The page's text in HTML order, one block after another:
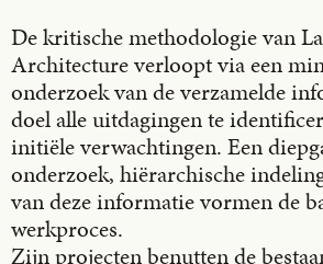
De kritische methodologie van
Architecture verloopt via een
onderzoek van de verzamelde
doel alle uitdagingen te
initiële verwachtingen. Een
onderzoek, hiërarchische
van deze informatie vormen de
werkproces.
Zijn projecten benutten de